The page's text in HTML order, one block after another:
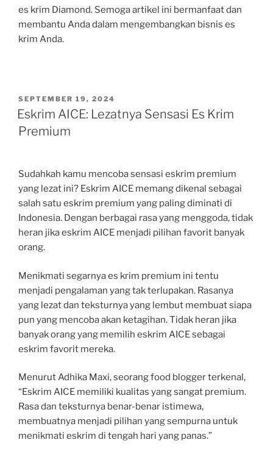
es krim Diamond. Semoga artikel ini bermanfaat dan
membantu Anda dalam mengembangkan bisnis es
krim Anda.
POSTED
ON
SEPTEMBER 19, 2024
Eskrim AICE: Lezatnya Sensasi Es Krim
Premium
Sudahkah kamu mencoba sensasi eskrim premium
yang lezat ini? Eskrim AICE memang dikenal sebagai
salah satu eskrim premium yang paling diminati di
Indonesia. Dengan berbagai rasa yang menggoda, tidak
heran jika eskrim AICE menjadi pilihan favorit banyak
orang.
Menikmati segarnya es krim premium ini tentu
menjadi pengalaman yang tak terlupakan. Rasanya
yang lezat dan teksturnya yang lembut membuat siapa
pun yang mencoba akan ketagihan. Tidak heran jika
banyak orang yang memilih eskrim AICE sebagai
eskrim favorit mereka.
Menurut Adhika Maxi, seorang food blogger terkenal,
“Eskrim AICE memiliki kualitas yang sangat premium.
Rasa dan teksturnya benar-benar istimewa,
membuatnya menjadi pilihan yang sempurna untuk
menikmati eskrim di tengah hari yang panas.”